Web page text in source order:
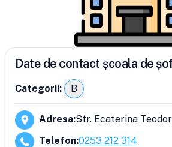
Date de contact școala de
Categorii: B
Adresa:Str. Ecaterina
Telefon:0253 212 314